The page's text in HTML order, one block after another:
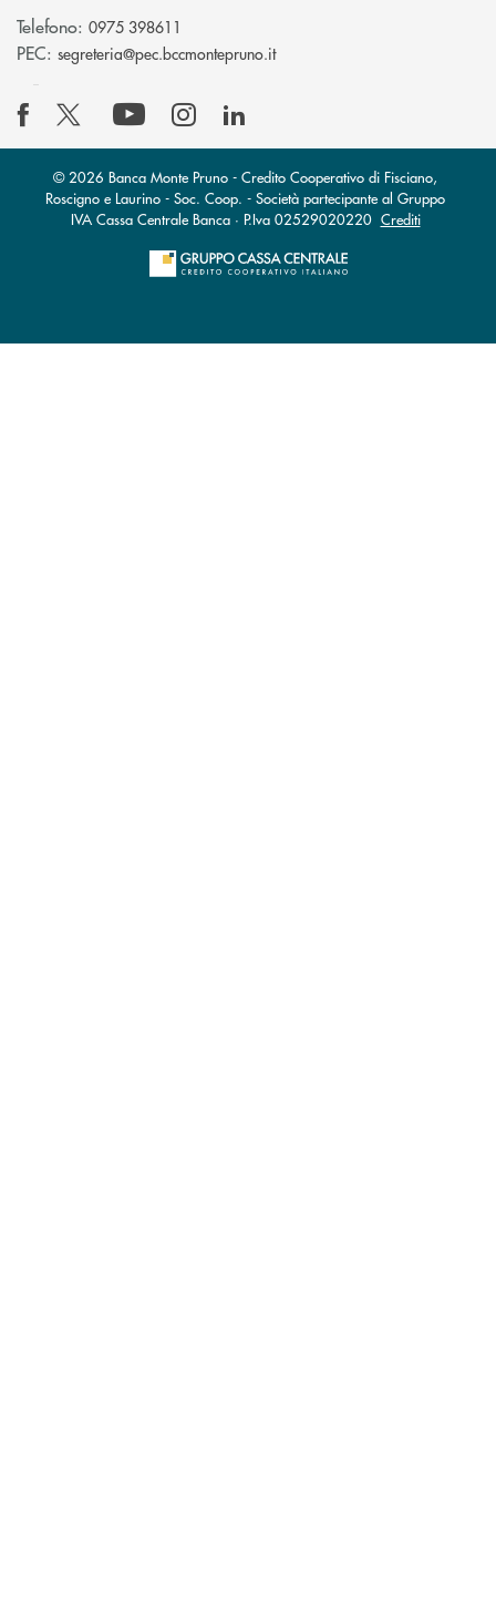
Telefono: 0975 398611
PEC: segreteria@pec.bccmontepruno.it(si apre l’app di posta
© 2026 Banca Monte Pruno - Credito Cooperativo di Fisciano,
Roscigno e Laurino - Soc. Coop. - Società partecipante al Gruppo
IVA Cassa Centrale Banca · P.Iva 02529020220 Crediti